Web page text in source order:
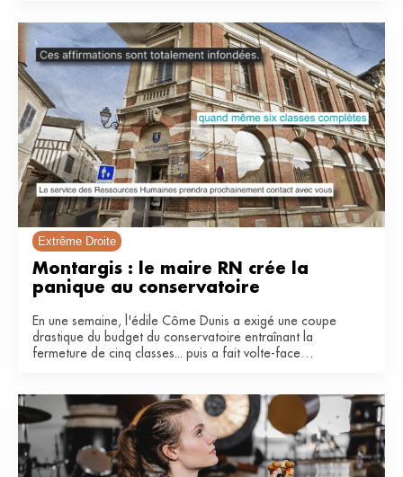
Extrême Droite
Montargis : le maire RN crée la
En une semaine, l'édile Côme Dunis a exigé une coupe
drastique du budget du conservatoire entraînant la
fermeture de cinq classes... puis a fait volte-face